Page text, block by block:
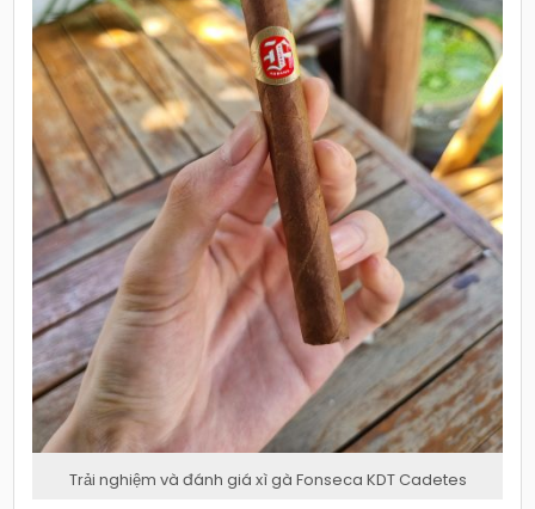
Trải nghiệm và đánh giá xì gà Fonseca KDT Cadetes